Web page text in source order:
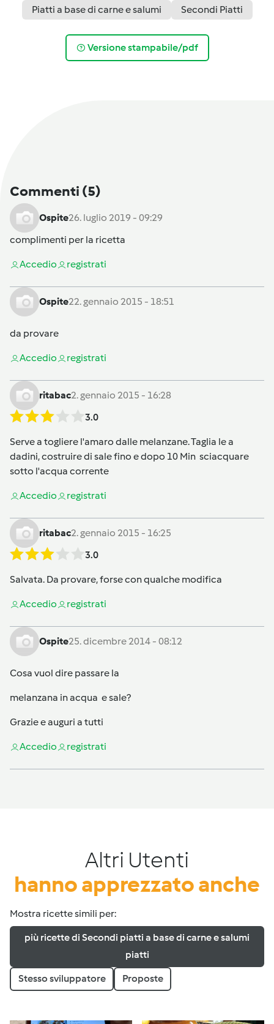
Piatti a base di carne e salumi Secondi Piatti
Versione stampabile/pdf
Commenti (5)
Ospite26. luglio 2019 - 09:29
complimenti per la ricetta
Accedio registrati
Ospite22. gennaio 2015 - 18:51
da provare
Accedio registrati
ritabac2. gennaio 2015 - 16:28
3.0
Serve a togliere l'amaro dalle melanzane. Taglia le a
dadini, costruire di sale fino e dopo 10 Min sciacquare
sotto l'acqua corrente
Accedio registrati
ritabac2. gennaio 2015 - 16:25
3.0
Salvata. Da provare, forse con qualche modifica
Accedio registrati
Ospite25. dicembre 2014 - 08:12
Cosa vuol dire passare la
melanzana in acqua e sale?
Grazie e auguri a tutti
Accedio registrati
Altri Utenti
hanno apprezzato anche
Mostra ricette simili per:
più ricette di Secondi piatti a base di carne e salumi
piatti
Stesso sviluppatore Proposte